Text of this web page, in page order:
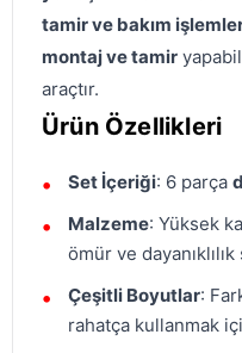
tamir ve bakım
montaj ve tamir
araçtır.
Ürün Özellikleri
Set İçeriği: 6 parça
Malzeme: Yüksek
ömür ve dayanıklılık
Çeşitli Boyutlar:
rahatça kullanmak